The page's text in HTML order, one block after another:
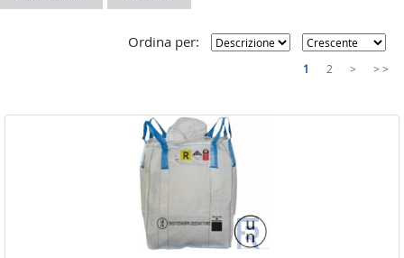
MATERIALE ELETTRICO
Ordina per:
1 2 > > >